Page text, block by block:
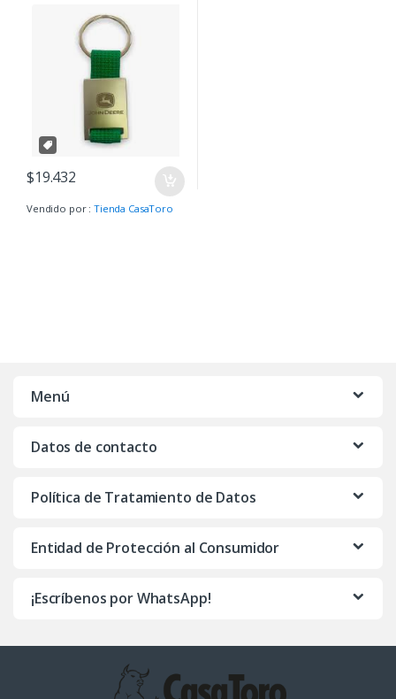
$19.432
Vendido por :Tienda CasaToro
Menú
Datos de contacto
Política de Tratamiento de Datos
Entidad de Protección al Consumidor
¡Escríbenos por WhatsApp!